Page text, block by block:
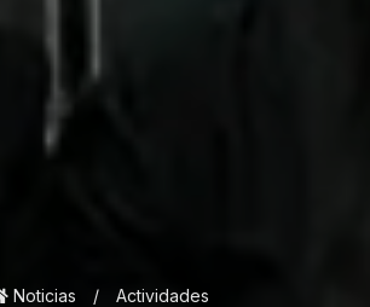
Noticias / Actividades